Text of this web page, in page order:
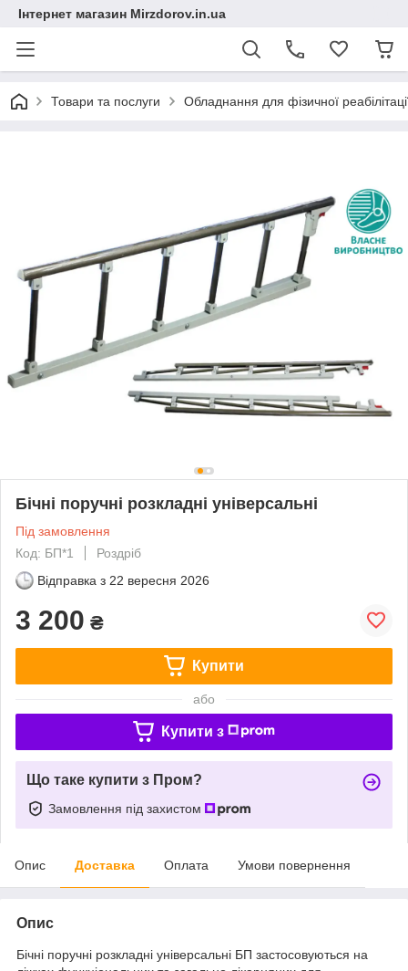
Інтернет магазин Mirzdorov.in.ua
Товари та послуги Обладнання для фізичної
Бічні поручні розкладні універсальні
Під замовлення
Код: БП*1
Роздріб
Відправка з 22 вересня 2026
3 200 ₴
Купити
або
Купити з
Що таке купити з Пром?
Замовлення під захистом
Опис Доставка Оплата Умови повернення
Опис
Бічні поручні розкладні універсальні БП застосовуються на